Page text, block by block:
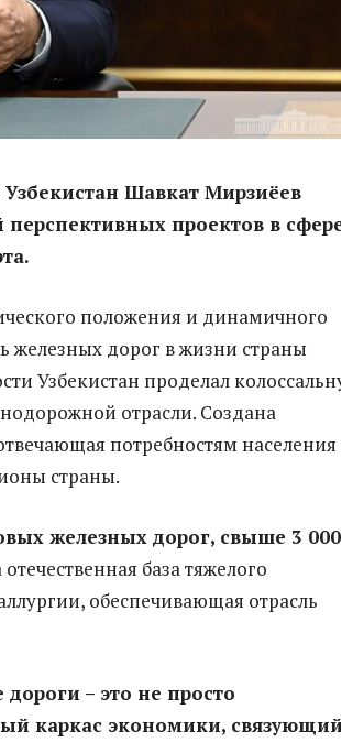
Шавкат Мирзиёев
перспективных проектов в
положения и динамичного
железных дорог в жизни страны
Узбекистан проделал
отрасли. Создана
потребностям
страны.
железных дорог, свыше 3
отечественная база тяжелого
обеспечивающая отрасль
– это не просто
каркас экономики,